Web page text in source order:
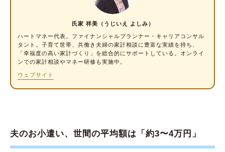
（2）1つの口座を1人が管理する方法
（3）1つの口座を2人で管理する方法【FPお
すすめ！】
おすすめの家計管理システムの実践方法とメリ
ット
【目安は夫婦2人で手取り15〜25%】お小遣い
額を決めるための3ステップ
氏家 祥美（うじいえ よしみ）
ハートマネー代表。 ファイナンシャルプランナー・キャリアコンサル
タント 。子育て世帯、共働き夫婦の家計相談に豊富な実績を持ち、
「幸福度の高い家計づくり」を総合的にサポートしている。オンライ
ンでの家計相談やマネー研修も実施中。
ウェブサイト
夫のお小遣い、世間の平均額は「約3〜4万円」